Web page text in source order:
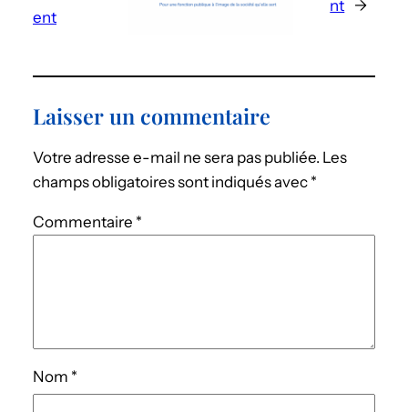
ent
nt →
Laisser un commentaire
Votre adresse e-mail ne sera pas publiée. Les
champs obligatoires sont indiqués avec *
Commentaire *
Nom *